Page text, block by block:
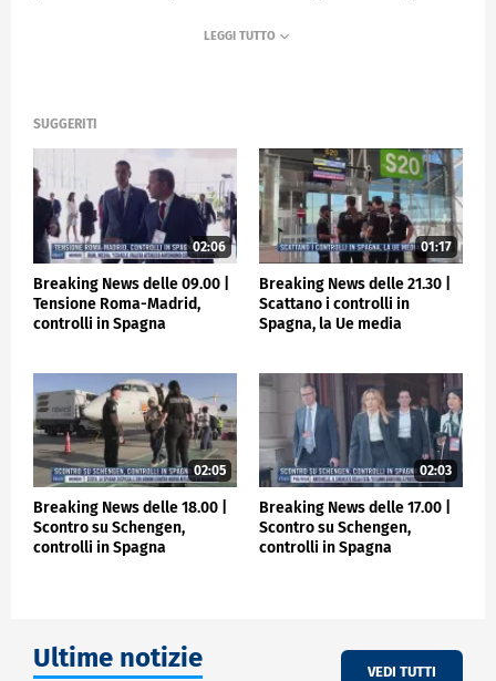
emergenza sanitaria. Genitori no vax indagati per
MEDIASET
SUGGERITI
02:06
Breaking News delle 09.00 |
Tensione Roma-Madrid,
controlli in Spagna
01:17
Breaking News delle 21.30 |
Scattano i controlli in
Spagna, la Ue media
02:05
Breaking News delle 18.00 |
Scontro su Schengen,
controlli in Spagna
02:03
Breaking News delle 17.00 |
Scontro su Schengen,
controlli in Spagna
Ultime notizie VEDI TUTTI